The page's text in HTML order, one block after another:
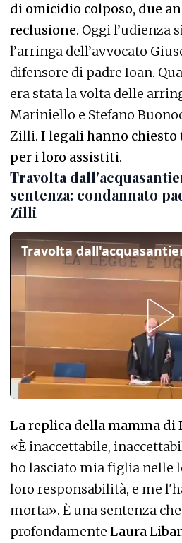
di omicidio colposo, due
reclusione. Oggi l’udienza
l’arringa dell’avvocato
difensore di padre Ioan.
era stata la volta delle
Mariniello e Stefano
Zilli. I legali hanno chiesto
per i loro assistiti.
Travolta
sentenza: condannato
Zilli
La replica della mamma di
«È inaccettabile,
ho lasciato mia figlia nelle
loro responsabilità, e me
morta». È una sentenza
profondamente Laura